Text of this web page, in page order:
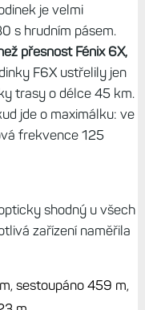
je velmi
s hrudním pásem.
přesnost Fénix 6X,
F6X ustřelily jen
trasy o délce 45 km.
jde o maximálku: ve
frekvence 125
shodný u všech
zařízení naměřila
sestoupáno 459 m,